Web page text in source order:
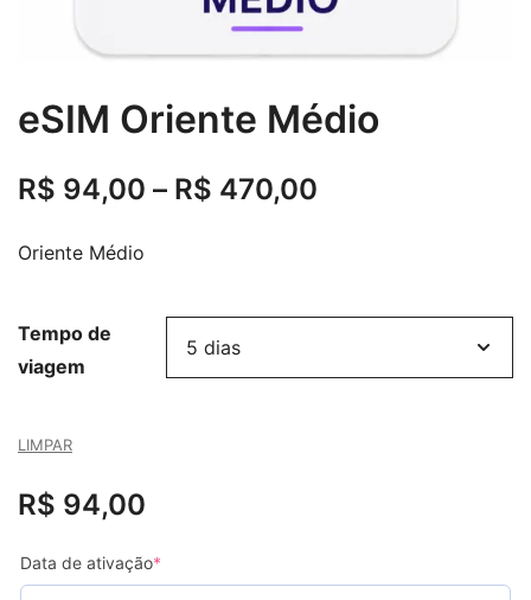
eSIM Oriente Médio
R$ 94,00 – R$ 470,00
Oriente Médio
Tempo de
viagem
LIMPAR
R$ 94,00
Data de ativação*